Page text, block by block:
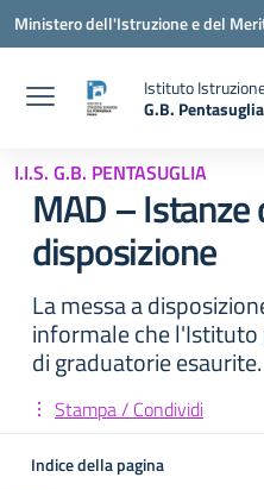
Vai ai contenuti
Vai al menu di navigazione
Vai al footer
Ministero dell'Istruzione e del
Istituto
G.B. Pentasuglia
— Visita la
I.I.S. G.B. PENTASUGLIA
MAD – Istanze
disposizione
La messa a
informale che l'Istituto
di graduatorie esaurite.
Stampa / Condividi
Indice della pagina